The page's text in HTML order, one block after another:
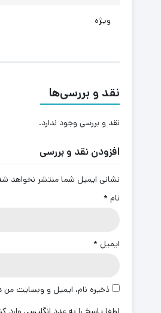
ویژه
نقد و بررسی‌ها
نقد و بررسی وجود ندارد.
افزودن نقد و بررسی
نشانی ایمیل شما منتشر نخواهد
نام *
ایمیل *
ذخیره نام، ایمیل و وبسایت من